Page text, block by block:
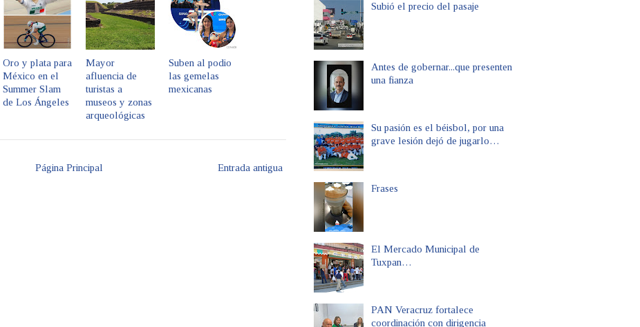
Oro y plata para
México en el
Summer Slam
de Los Ángeles
Mayor
afluencia de
turistas a
museos y zonas
arqueológicas
Suben al podio
las gemelas
mexicanas
Entrada antigua
Página Principal
Subió el precio del pasaje
Antes de gobernar...que presenten
una fianza
Su pasión es el béisbol, por una
grave lesión dejó de jugarlo…
Frases
El Mercado Municipal de
Tuxpan…
PAN Veracruz fortalece
coordinación con dirigencia